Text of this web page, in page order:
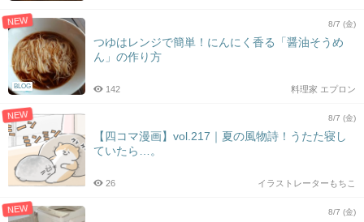
NEW
BLOG
8/7 (金)
つゆはレンジで簡単！にんにく香る「醤油そうめ
ん」の作り方
料理家 エプロン
142
NEW 8/7 (金)
【四コマ漫画】vol.217｜夏の風物詩！うたた寝し
ていたら…。
イラストレーターもちこ
26
NEW 8/7 (金)